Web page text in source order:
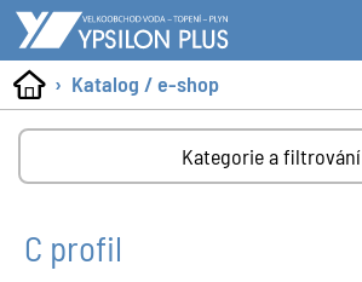
Katalog / e-shop
Kategorie a filtrování
C profil